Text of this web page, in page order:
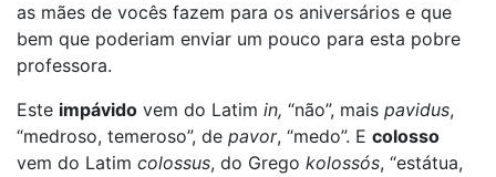
as mães de vocês fazem para os aniversários e que
bem que poderiam enviar um pouco para esta pobre
professora.
Este impávido vem do Latim in, “não”, mais pavidus,
“medroso, temeroso”, de pavor, “medo”. E colosso
vem do Latim colossus, do Grego kolossós, “estátua,